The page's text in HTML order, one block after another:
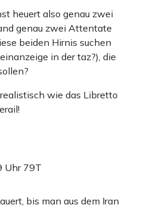
heuert also genau zwei
genau zwei Attentate
beiden Hirnis suchen
in der taz?), die
wie das Libretto
Uhr 79T
bis man aus dem Iran